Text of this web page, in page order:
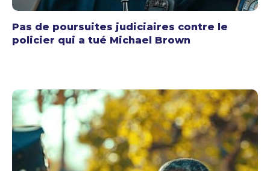
Pas de poursuites judiciaires contre le
policier qui a tué Michael Brown